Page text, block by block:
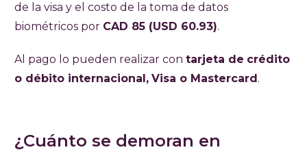
de la visa y el costo de la toma de datos
biométricos por CAD 85 (USD 60.93).
Al pago lo pueden realizar con tarjeta de crédito
o débito internacional, Visa o Mastercard .
¿Cuánto se demoran en